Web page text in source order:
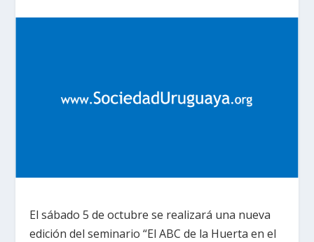
El sábado 5 de octubre se realizará una nueva
edición del seminario “El ABC de la Huerta en el